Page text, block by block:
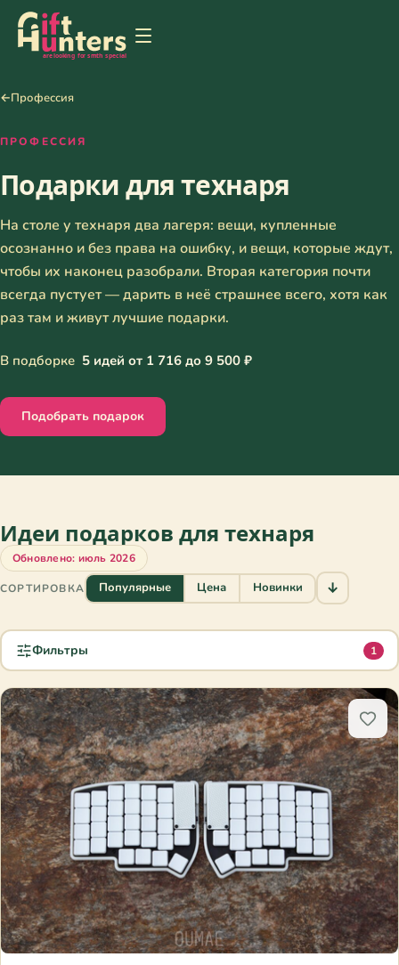
←Профессия
ПРОФЕССИЯ
Подарки для технаря
На столе у технаря два лагеря: вещи, купленные
осознанно и без права на ошибку, и вещи, которые ждут,
чтобы их наконец разобрали. Вторая категория почти
всегда пустует — дарить в неё страшнее всего, хотя как
раз там и живут лучшие подарки.
В подборке 5 идей от 1 716 до 9 500 ₽
Подобрать подарок
Идеи подарков для технаря
Обновлено: июль 2026
СОРТИРОВКА Популярные Цена Новинки ↓
Фильтры 1